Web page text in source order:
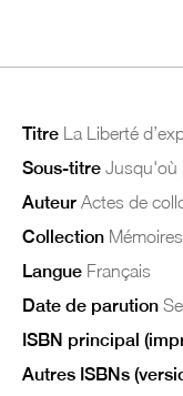
Titre La Liberté
Sous-titre Jusqu'où
Auteur Actes de
Collection Mémoires
Langue Français
Date de parution
ISBN principal
Autres ISBNs